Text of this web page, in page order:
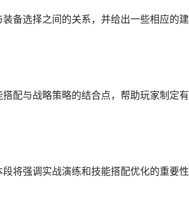
备选择之间的关系，并给出一些相应的建
配与战略策略的结合点，帮助玩家制定
将强调实战演练和技能搭配优化的重要